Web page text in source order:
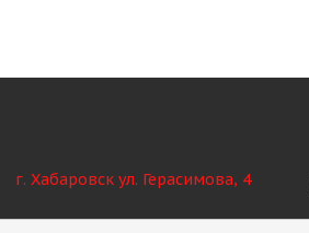
г. Хабаровск ул. Герасимова, 4